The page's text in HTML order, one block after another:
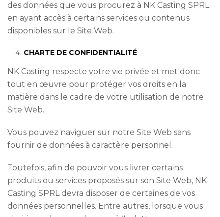
des données que vous procurez à NK Casting SPRL
en ayant accès à certains services ou contenus
disponibles sur le Site Web.
CHARTE DE CONFIDENTIALITÉ
NK Casting respecte votre vie privée et met donc
tout en œuvre pour protéger vos droits en la
matière dans le cadre de votre utilisation de notre
Site Web.
Vous pouvez naviguer sur notre Site Web sans
fournir de données à caractère personnel.
Toutefois, afin de pouvoir vous livrer certains
produits ou services proposés sur son Site Web, NK
Casting SPRL devra disposer de certaines de vos
données personnelles. Entre autres, lorsque vous